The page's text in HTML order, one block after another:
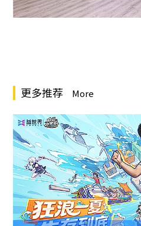
更多推荐 More